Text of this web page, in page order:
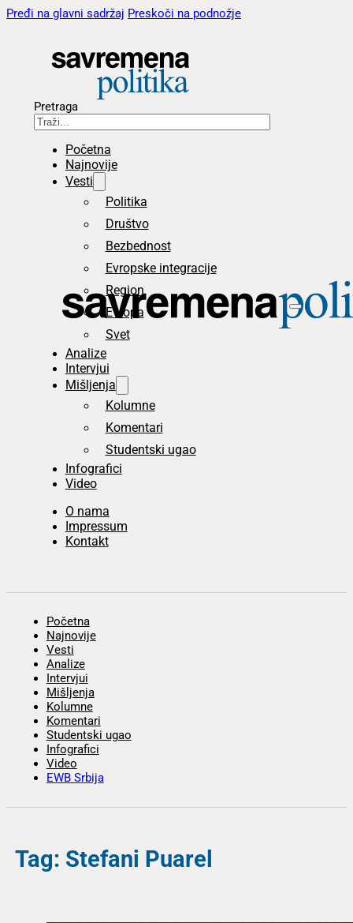
Pređi na glavni sadržaj Preskoči na podnožje
Pretraga
Početna
Najnovije
Vesti
Politika
Društvo
Bezbednost
Evropske integracije
Region
Evropa
Svet
Analize
Intervjui
Mišljenja
Kolumne
Komentari
Studentski ugao
Infografici
Video
O nama
Impressum
Kontakt
Početna
Najnovije
Vesti
Analize
Intervjui
Mišljenja
Kolumne
Komentari
Studentski ugao
Infografici
Video
EWB Srbija
Tag: Stefani Puarel